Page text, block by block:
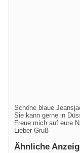
Schöne blaue
Sie kann gerne in
Freue mich auf eure
Lieber Gruß
Ähnliche